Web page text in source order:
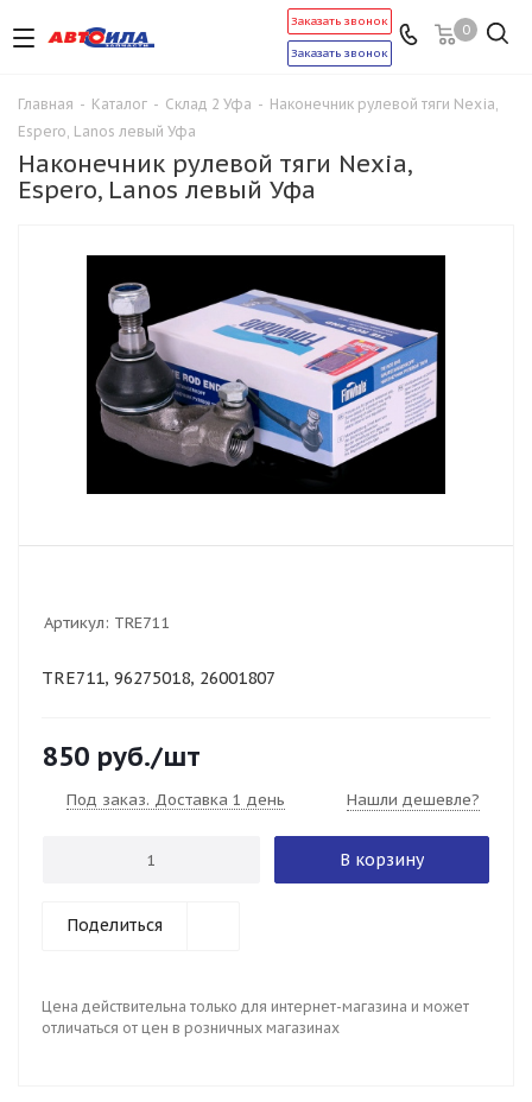
0
Заказать звонок
Заказать звонок
Главная - Каталог - Склад 2 Уфа - Наконечник рулевой тяги Nexia,
Espero, Lanos левый Уфа
Наконечник рулевой тяги Nexia,
Espero, Lanos левый Уфа
Артикул: TRE711
TRE711, 96275018, 26001807
850 руб./шт
Под заказ. Доставка 1 день Нашли дешевле?
В корзину
Поделиться
Цена действительна только для интернет-магазина и может
отличаться от цен в розничных магазинах